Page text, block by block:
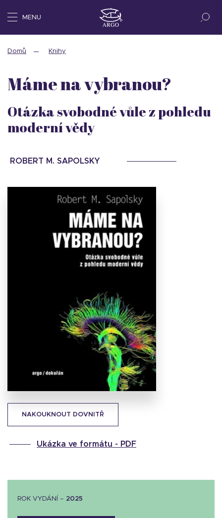
MENU
Domů Knihy
NAKOUKNOUT DOVNITŘ
Ukázka ve formátu - PDF
Máme na vybranou?
Otázka svobodné vůle z pohledu
moderní vědy
ROBERT M. SAPOLSKY
ROK VYDÁNÍ – 2025